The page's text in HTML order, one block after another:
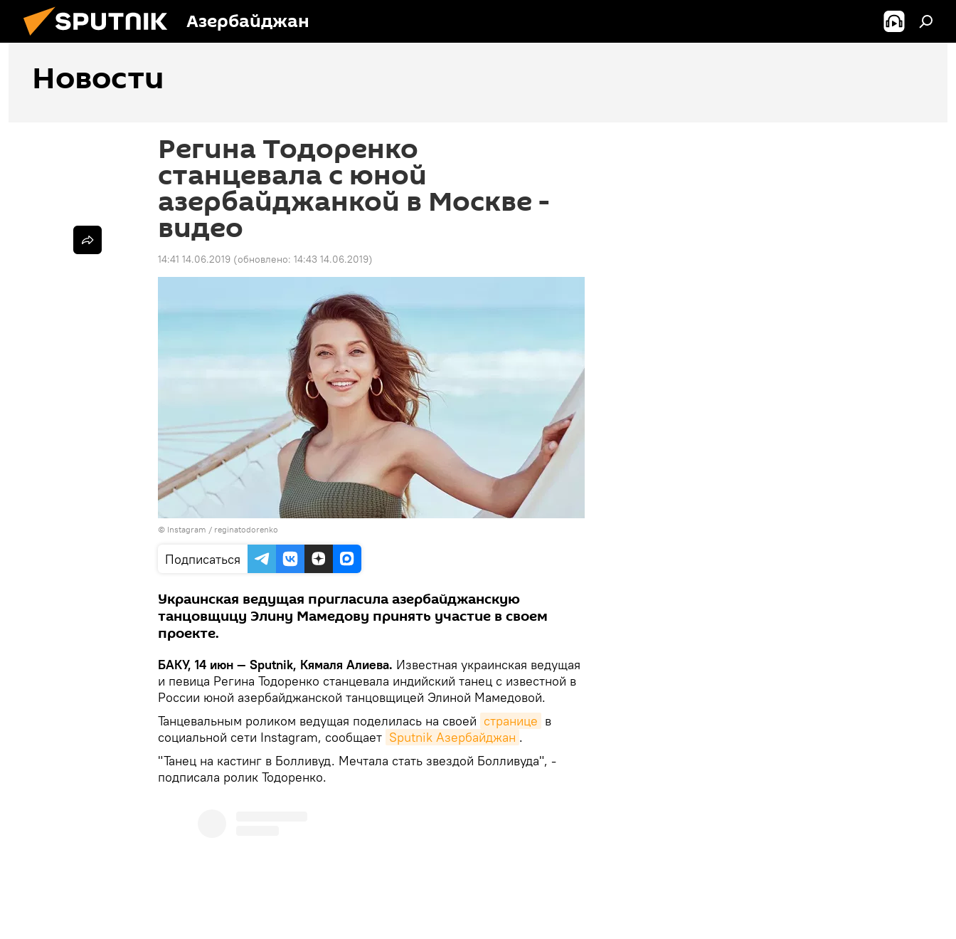
Азербайджан
Новости
Регина Тодоренко
станцевала с юной
азербайджанкой в Москве -
видео
14:41 14.06.2019 (обновлено: 14:43 14.06.2019)
© Instagram / reginatodorenko
Подписаться
Украинская ведущая пригласила азербайджанскую
танцовщицу Элину Мамедову принять участие в своем
проекте.
БАКУ, 14 июн — Sputnik, Кямаля Алиева. Известная украинская ведущая
и певица Регина Тодоренко станцевала индийский танец с известной в
России юной азербайджанской танцовщицей Элиной Мамедовой.
Танцевальным роликом ведущая поделилась на своей странице в
социальной сети Instagram, сообщает Sputnik Азербайджан .
"Танец на кастинг в Болливуд. Мечтала стать звездой Болливуда", -
подписала ролик Тодоренко.